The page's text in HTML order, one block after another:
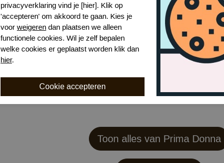
Prima Donna delray bikinitop Prima Donna delray badpak
Sea Turtle
Toon alles van Prima Donna
privacyverklaring vind je [hier]. Klik op
'accepteren' om akkoord te gaan. Kies je
voor weigeren dan plaatsen we alleen
functionele cookies. Wil je zelf bepalen
welke cookies er geplaatst worden klik dan
hier.